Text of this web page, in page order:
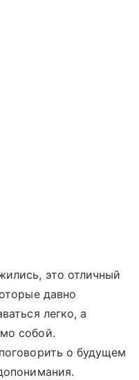
это отличный
давно
легко, а
собой.
о будущем